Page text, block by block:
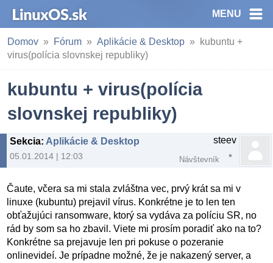
MENU
Domov Fórum Aplikácie & Desktop
kubuntu +
virus(polícia slovnskej republiky)
kubuntu + virus(polícia
slovnskej republiky)
Sekcia: Aplikácie & Desktop
05.01.2014 | 12:03
steev
Návštevník
Čaute, včera sa mi stala zvláštna vec, prvý krát sa mi v
linuxe (kubuntu) prejavil vírus. Konkrétne je to len ten
obťažujúci ransomware, ktorý sa vydáva za políciu SR, no
rád by som sa ho zbavil. Viete mi prosím poradiť ako na to?
Konkrétne sa prejavuje len pri pokuse o pozeranie
onlinevideí. Je prípadne možné, že je nakazený server, a